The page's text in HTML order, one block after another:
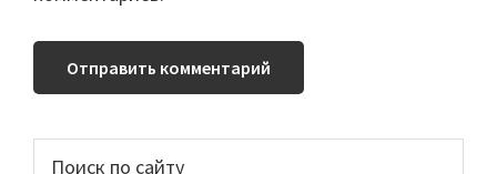
Основной